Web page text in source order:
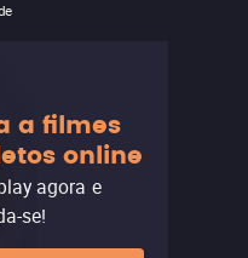
a filmes
online
agora e
se!